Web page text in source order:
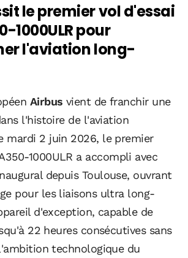
le premier vol d'essai
1000ULR pour
l'aviation long-
Airbus vient de franchir une
l'histoire de l'aviation
mardi 2 juin 2026, le premier
1000ULR a accompli avec
depuis Toulouse, ouvrant
pour les liaisons ultra long-
d'exception, capable de
22 heures consécutives sans
technologique du